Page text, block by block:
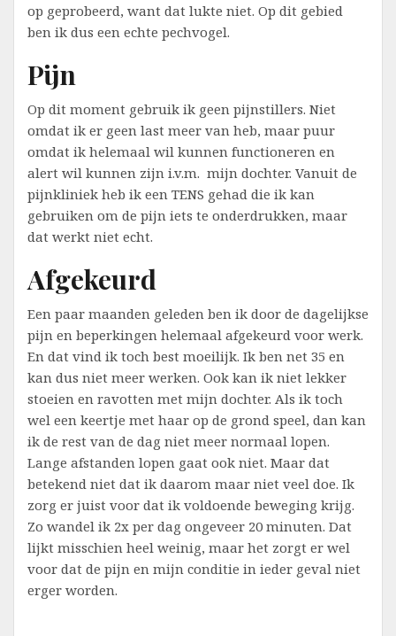
op geprobeerd, want dat lukte niet. Op dit gebied
ben ik dus een echte pechvogel.
Pijn
Op dit moment gebruik ik geen pijnstillers. Niet
omdat ik er geen last meer van heb, maar puur
omdat ik helemaal wil kunnen functioneren en
alert wil kunnen zijn i.v.m. mijn dochter. Vanuit de
pijnkliniek heb ik een TENS gehad die ik kan
gebruiken om de pijn iets te onderdrukken, maar
dat werkt niet echt.
Afgekeurd
Een paar maanden geleden ben ik door de dagelijkse
pijn en beperkingen helemaal afgekeurd voor werk.
En dat vind ik toch best moeilijk. Ik ben net 35 en
kan dus niet meer werken. Ook kan ik niet lekker
stoeien en ravotten met mijn dochter. Als ik toch
wel een keertje met haar op de grond speel, dan kan
ik de rest van de dag niet meer normaal lopen.
Lange afstanden lopen gaat ook niet. Maar dat
betekend niet dat ik daarom maar niet veel doe. Ik
zorg er juist voor dat ik voldoende beweging krijg.
Zo wandel ik 2x per dag ongeveer 20 minuten. Dat
lijkt misschien heel weinig, maar het zorgt er wel
voor dat de pijn en mijn conditie in ieder geval niet
erger worden.